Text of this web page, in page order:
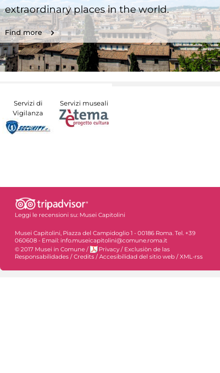
extraordinary places in the world.
Find more
Servizi di
Vigilanza
Servizi museali
Leggi le recensioni su: Musei Capitolini
Musei Capitolini, Piazza del Campidoglio 1 - 00186 Roma. Tel. +39
060608 - Email: info.museicapitolini@comune.roma.it
© 2017 Musei in Comune / Privacy / Exclusiòn de las
Responsabilidades / Credits / Accesibilidad del sitio web / XML-rss